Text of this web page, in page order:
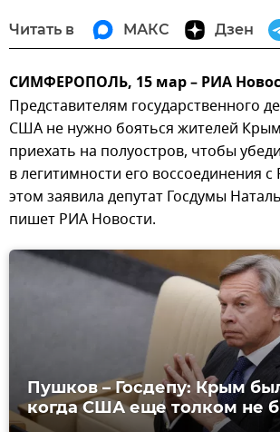
Читать в МАКС Дзен
СИМФЕРОПОЛЬ, 15 мар – РИА
Представителям государственного
США не нужно бояться жителей
приехать на полуостров, чтобы
в легитимности его воссоединения
этом заявила депутат Госдумы
пишет РИА Новости.
Пушков – Госдепу: Крым
когда США еще толком не